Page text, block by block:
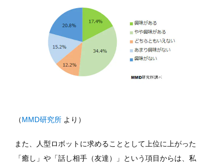
（MMD研究所 より）
また、人型ロボットに求めることとして上位に上がった
「癒し」や「話し相手（友達）」という項目からは、私